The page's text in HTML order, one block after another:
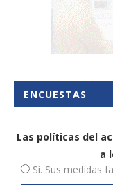
ENCUESTAS
Las políticas del
a
Sí. Sus medidas